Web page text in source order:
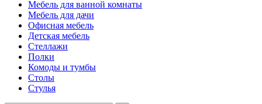
Мебель для ванной комнаты
Мебель для дачи
Офисная мебель
Детская мебель
Стеллажи
Полки
Комоды и тумбы
Столы
Стулья